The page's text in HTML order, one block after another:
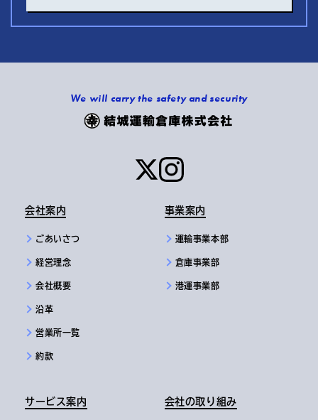
We will carry the safety and security
会社案内
ごあいさつ
経営理念
会社概要
沿革
営業所一覧
約款
事業案内
運輸事業本部
倉庫事業部
港運事業部
サービス案内 会社の取り組み